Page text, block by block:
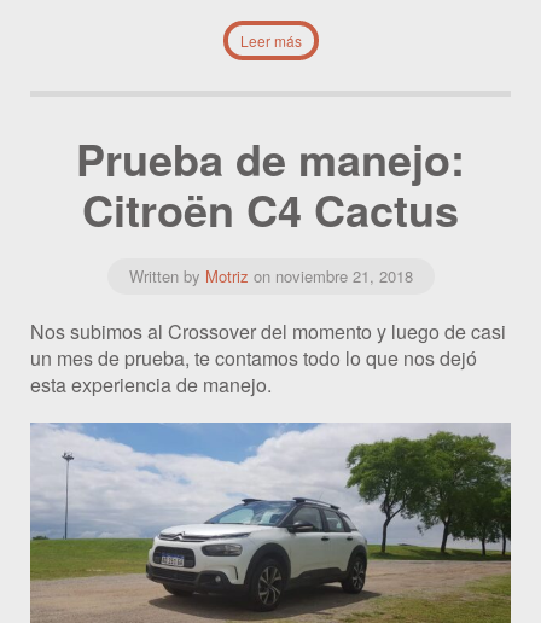
Leer más
Prueba de manejo:
Citroën C4 Cactus
Written by Motriz on noviembre 21, 2018
Nos subimos al Crossover del momento y luego de casi
un mes de prueba, te contamos todo lo que nos dejó
esta experiencia de manejo.